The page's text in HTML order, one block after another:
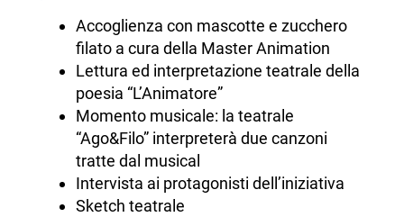
Accoglienza con mascotte e zucchero
filato a cura della Master Animation
Lettura ed interpretazione teatrale della
poesia “L’Animatore”
Momento musicale: la teatrale
“Ago&Filo” interpreterà due canzoni
tratte dal musical
Intervista ai protagonisti dell’iniziativa
Sketch teatrale